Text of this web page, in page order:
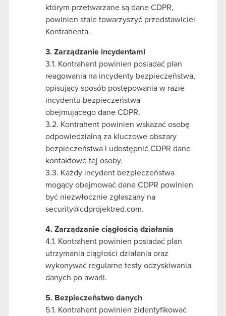
którym przetwarzane są dane CDPR,
powinien stale towarzyszyć przedstawiciel
Kontrahenta.
3. Zarządzanie incydentami
3.1. Kontrahent powinien posiadać plan
reagowania na incydenty bezpieczeństwa,
opisujący sposób postępowania w razie
incydentu bezpieczeństwa
obejmującego dane CDPR.
3.2. Kontrahent powinien wskazać osobę
odpowiedzialną za kluczowe obszary
bezpieczeństwa i udostępnić CDPR dane
kontaktowe tej osoby.
3.3. Każdy incydent bezpieczeństwa
mogący obejmować dane CDPR powinien
być niezwłocznie zgłaszany na
security@cdprojektred.com.
4. Zarządzanie ciągłością działania
4.1. Kontrahent powinien posiadać plan
utrzymania ciągłości działania oraz
wykonywać regularne testy odzyskiwania
danych po awarii.
5. Bezpieczeństwo danych
5.1. Kontrahent powinien zidentyfikować